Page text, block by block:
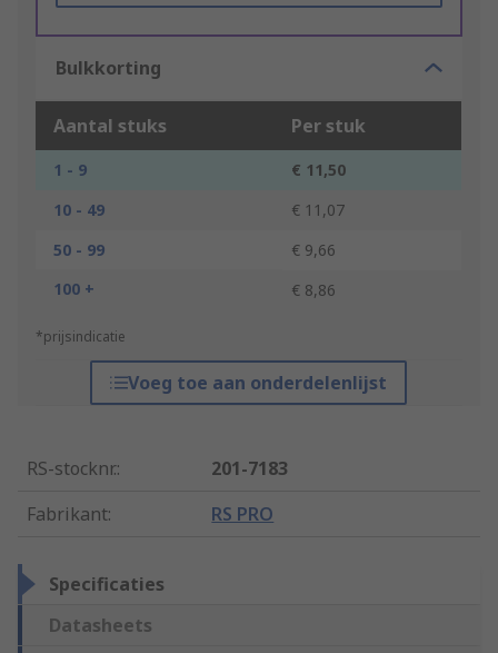
Bulkkorting
Aantal stuks Per stuk
1 - 9
€ 11,50
10 - 49
€ 11,07
50 - 99
€ 9,66
100 +
€ 8,86
*prijsindicatie
Voeg toe aan onderdelenlijst
RS-stocknr.:
201-7183
Fabrikant: RS PRO
Specificaties
Datasheets